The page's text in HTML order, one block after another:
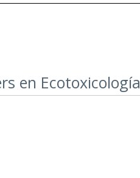
en Ecotoxicología